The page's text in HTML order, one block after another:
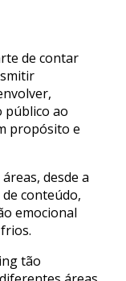
de contar
público ao
propósito e
desde a
conteúdo,
emocional
tão